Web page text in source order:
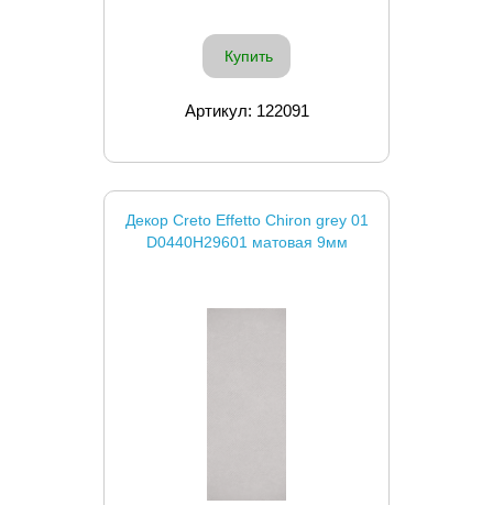
Купить
Артикул: 122091
Декор Creto Effetto Chiron grey 01
D0440H29601 матовая 9мм